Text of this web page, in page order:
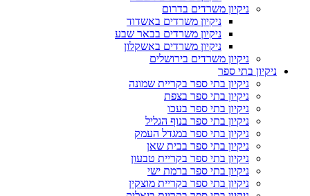
ניקיון משרדים בדרום
ניקיון משרדים באשדוד
ניקיון משרדים בבאר שבע
ניקיון משרדים באשקלון
ניקיון משרדים בירושלים
ניקיון בתי ספר
ניקיון בתי ספר בקריית שמונה
ניקיון בתי ספר בצפת
ניקיון בתי ספר בעכו
ניקיון בתי ספר בנוף הגליל
ניקיון בתי ספר במגדל העמק
ניקיון בתי ספר בבית שאן
ניקיון בתי ספר בקריית טבעון
ניקיון בתי ספר ברמת ישי
ניקיון בתי ספר בקריית מוצקין